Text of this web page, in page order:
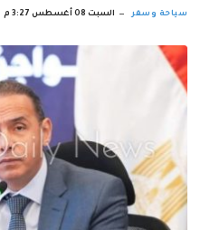
سياحة وسفر السبت 08 أغسطس 3:27 م